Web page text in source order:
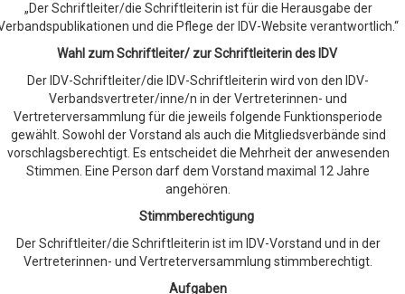
„Der Schriftleiter/die Schriftleiterin ist für die Herausgabe der
und die Pflege der IDV-Website verantwortlich.“
Wahl zum Schriftleiter/ zur Schriftleiterin des IDV
Der IDV-Schriftleiter/die IDV-Schriftleiterin wird von den IDV-
Verbandsvertreter/inne/n in der Vertreterinnen- und
Vertreterversammlung für die jeweils folgende Funktionsperiode
gewählt. Sowohl der Vorstand als auch die Mitgliedsverbände sind
vorschlagsberechtigt. Es entscheidet die Mehrheit der anwesenden
Stimmen. Eine Person darf dem Vorstand maximal 12 Jahre
angehören.
Stimmberechtigung
Der Schriftleiter/die Schriftleiterin ist im IDV-Vorstand und in der
Vertreterinnen- und Vertreterversammlung stimmberechtigt.
Aufgaben